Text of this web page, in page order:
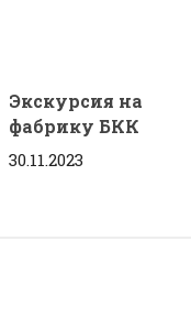
Экскурсия на
фабрику БКК
30.11.2023